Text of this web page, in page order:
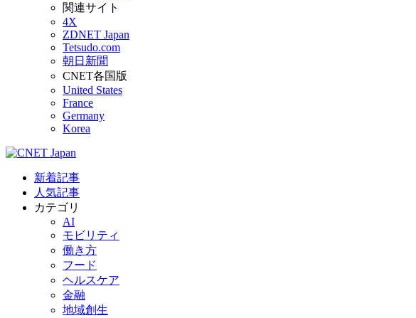
関連サイト
4X
ZDNET Japan
Tetsudo.com
朝日新聞
CNET各国版
United States
France
Germany
Korea
新着記事
人気記事
カテゴリ
AI
モビリティ
働き方
フード
ヘルスケア
金融
地域創生